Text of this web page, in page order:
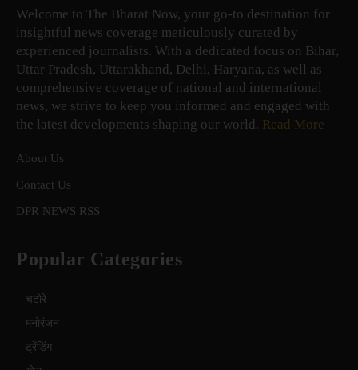
Welcome to The Bharat Now, your go-to destination for
insightful news coverage meticulously curated by
experienced journalists. With a dedicated focus on Bihar,
Uttar Pradesh, Uttarakhand, Delhi, Haryana, as well as
comprehensive coverage of national and international
news, we strive to keep you informed and engaged with
the latest developments shaping our world. Read More
About Us
Contact Us
DPR NEWS RSS
Popular Categories
चटोरे
मनोरंजन
ट्रेंडिंग